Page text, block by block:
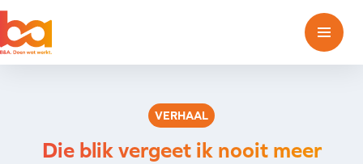
bagroep.nl
VERHAAL
Die blik vergeet ik nooit meer